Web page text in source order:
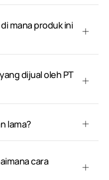
mana produk ini
dijual oleh PT
lama?
cara